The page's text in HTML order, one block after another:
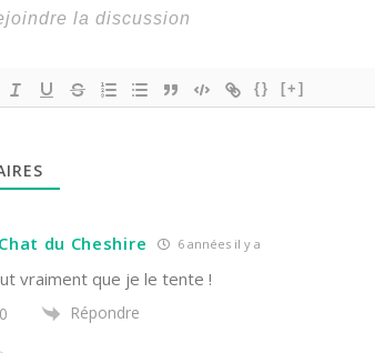
{} [+]
du Cheshire 6 années il y a
vraiment que je le tente !
0 Répondre